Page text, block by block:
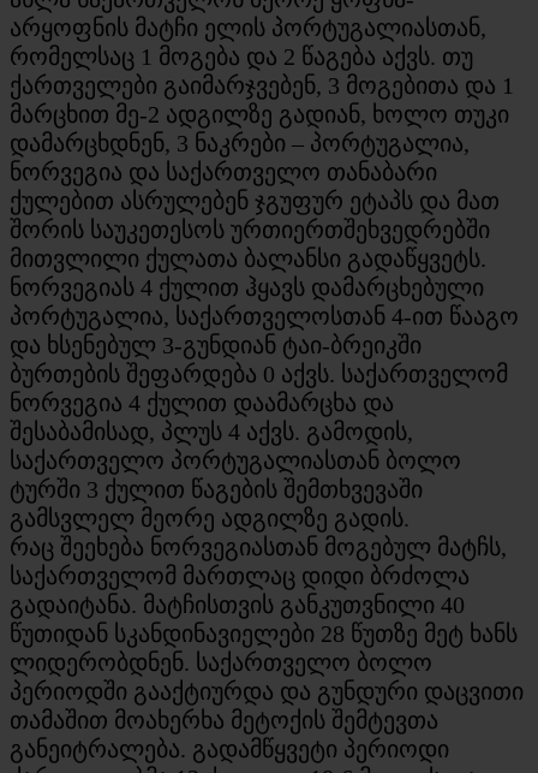
არყოფნის მატჩი ელის პორტუგალიასთან,
რომელსაც 1 მოგება და 2 წაგება აქვს. თუ
ქართველები გაიმარჯვებენ, 3 მოგებითა და 1
მარცხით მე-2 ადგილზე გადიან, ხოლო თუკი
დამარცხდნენ, 3 ნაკრები – პორტუგალია,
ნორვეგია და საქართველო თანაბარი
ქულებით ასრულებენ ჯგუფურ ეტაპს და მათ
შორის საუკეთესოს ურთიერთშეხვედრებში
მითვლილი ქულათა ბალანსი გადაწყვეტს.
ნორვეგიას 4 ქულით ჰყავს დამარცხებული
პორტუგალია, საქართველოსთან 4-ით წააგო
და ხსენებულ 3-გუნდიან ტაი-ბრეიკში
ბურთების შეფარდება 0 აქვს. საქართველომ
ნორვეგია 4 ქულით დაამარცხა და
შესაბამისად, პლუს 4 აქვს. გამოდის,
საქართველო პორტუგალიასთან ბოლო
ტურში 3 ქულით წაგების შემთხვევაში
გამსვლელ მეორე ადგილზე გადის.
რაც შეეხება ნორვეგიასთან მოგებულ მატჩს,
საქართველომ მართლაც დიდი ბრძოლა
გადაიტანა. მატჩისთვის განკუთვნილი 40
წუთიდან სკანდინავიელები 28 წუთზე მეტ ხანს
ლიდერობდნენ. საქართველო ბოლო
პერიოდში გააქტიურდა და გუნდური დაცვითი
თამაშით მოახერხა მეტოქის შემტევთა
განეიტრალება. გადამწყვეტი პერიოდი